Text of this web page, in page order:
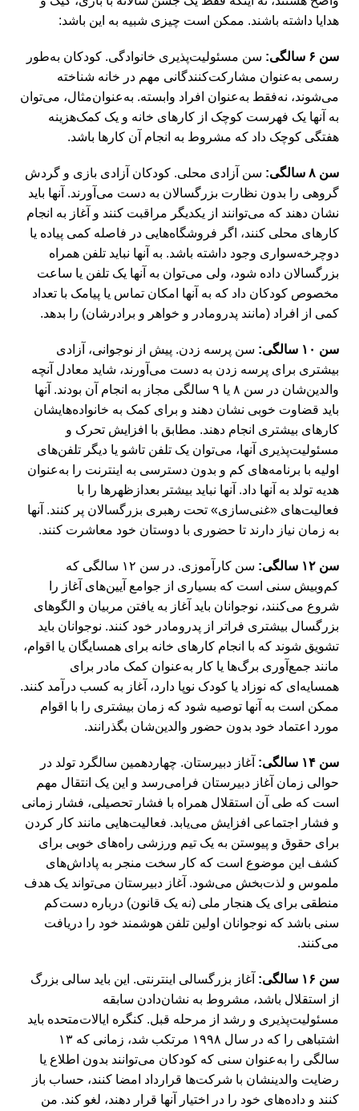
هدایا داشته باشند. ممکن است چیزی شبیه به این باشد:
سن ۶ سالگی:
سن مسئولیت‌پذیری خانوادگی. کودکان به‌طور
رسمی به‌عنوان مشارکت‌کنندگانی مهم در خانه شناخته
می‌شوند، نه‌فقط به‌عنوان افراد وابسته. به‌عنوان‌مثال، می‌توان
به آنها یک فهرست کوچک از کارهای خانه و یک کمک‌هزینه
هفتگی کوچک داد که مشروط به انجام آن کارها باشد.
سن ۸ سالگی:
سن آزادی محلی. کودکان آزادی بازی و گردش
گروهی را بدون نظارت بزرگسالان به دست می‌آورند. آنها باید
نشان دهند که می‌توانند از یکدیگر مراقبت کنند و آغاز به انجام
کارهای محلی کنند، اگر فروشگاه‌هایی در فاصله کمی پیاده یا
دوچرخه‌سواری وجود داشته باشد. به آنها نباید تلفن همراه
بزرگسالان داده شود، ولی می‌توان به آنها یک تلفن یا ساعت
مخصوص کودکان داد که به آنها امکان تماس یا پیامک با تعداد
کمی از افراد (مانند پدرومادر و خواهر و برادرشان) را بدهد.
سن ۱۰ سالگی:
سن پرسه زدن. پیش از نوجوانی، آزادی
بیشتری برای پرسه زدن به دست می‌آورند، شاید معادل آنچه
والدین‌شان در سن ۸ یا ۹ سالگی مجاز به انجام آن بودند. آنها
باید قضاوت خوبی نشان دهند و برای کمک به خانواده‌هایشان
کارهای بیشتری انجام دهند. مطابق با افزایش تحرک و
مسئولیت‌پذیری آنها، می‌توان یک تلفن تاشو یا دیگر تلفن‌های
اولیه با برنامه‌های کم و بدون دسترسی به اینترنت را به‌عنوان
هدیه تولد به آنها داد. آنها نباید بیشتر بعدازظهرها را با
فعالیت‌های «غنی‌سازی» تحت رهبری بزرگسالان پر کنند. آنها
به زمان نیاز دارند تا حضوری با دوستان خود معاشرت کنند.
سن ۱۲ سالگی:
سن کارآموزی. در سن ۱۲ سالگی که
کم‌وبیش سنی است که بسیاری از جوامع آیین‌های آغاز را
شروع می‌کنند، نوجوانان باید آغاز به یافتن مربیان و الگوهای
بزرگسال بیشتری فراتر از پدرومادر خود کنند. نوجوانان باید
تشویق شوند که با انجام کارهای خانه برای همسایگان یا اقوام،
مانند جمع‌آوری برگ‌ها یا کار به‌عنوان کمک مادر برای
همسایه‌ای که نوزاد یا کودک نوپا دارد، آغاز به کسب درآمد کنند.
ممکن است به آنها توصیه شود که زمان بیشتری را با اقوام
مورد اعتماد خود بدون حضور والدین‌شان بگذرانند.
سن ۱۴ سالگی:
آغاز دبیرستان. چهاردهمین سالگرد تولد در
حوالی زمان آغاز دبیرستان فرامی‌رسد و این یک انتقال مهم
است که طی آن استقلال همراه با فشار تحصیلی، فشار زمانی
و فشار اجتماعی افزایش می‌یابد. فعالیت‌هایی مانند کار کردن
برای حقوق و پیوستن به یک تیم ورزشی راه‌های خوبی برای
کشف این موضوع است که کار سخت منجر به پاداش‌های
ملموس و لذت‌بخش می‌شود. آغاز دبیرستان می‌تواند یک هدف
منطقی برای یک هنجار ملی (نه یک قانون) درباره دست‌کم
سنی باشد که نوجوانان اولین تلفن هوشمند خود را دریافت
می‌کنند.
سن ۱۶ سالگی:
آغاز بزرگسالی اینترنتی. این باید سالی بزرگ
از استقلال باشد، مشروط به نشان‌دادن سابقه
مسئولیت‌پذیری و رشد از مرحله قبل. کنگره ایالات‌متحده باید
اشتباهی را که در سال ۱۹۹۸ مرتکب شد، زمانی که ۱۳
سالگی را به‌عنوان سنی که کودکان می‌توانند بدون اطلاع یا
رضایت والدینشان با شرکت‌ها قرارداد امضا کنند، حساب باز
کنند و داده‌های خود را در اختیار آنها قرار دهند، لغو کند. من